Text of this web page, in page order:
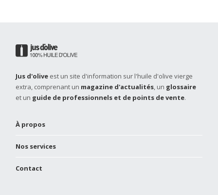
Jus d'olive est un site d'information sur l'huile d'olive vierge
extra, comprenant un magazine d'actualités, un glossaire
et un guide de professionnels et de points de vente.
À propos
Nos services
Contact